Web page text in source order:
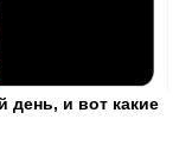
и вот какие